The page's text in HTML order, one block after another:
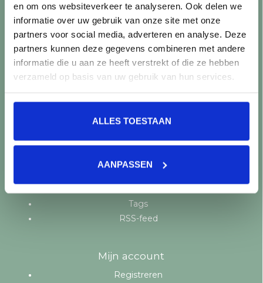
en om ons websiteverkeer te analyseren. Ook delen we
informatie over uw gebruik van onze site met onze
partners voor social media, adverteren en analyse. Deze
partners kunnen deze gegevens combineren met andere
informatie die u aan ze heeft verstrekt of die ze hebben
verzameld op basis van uw gebruik van hun services.
ALLES TOESTAAN
AANPASSEN
Klantenservice
Veelgestelde vragen
Over TegelStore.nl
Contact
Algemene voorwaarden
Producten
Alle producten
Nieuwe producten
Tags
RSS-feed
Mijn account
Registreren